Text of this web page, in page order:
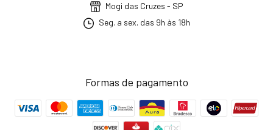
Mogi das Cruzes - SP
Seg. a sex. das 9h às 18h
Formas de pagamento